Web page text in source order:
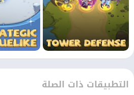
التطبيقات ذات الصلة